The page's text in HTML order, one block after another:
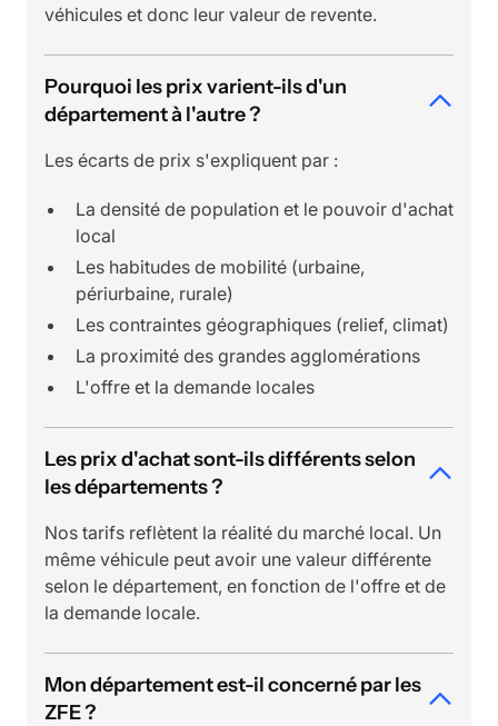
véhicules et donc leur valeur de revente.
Pourquoi les prix varient-ils d'un
département à l'autre ?
Les écarts de prix s'expliquent par :
La densité de population et le pouvoir d'achat
local
Les habitudes de mobilité (urbaine,
périurbaine, rurale)
Les contraintes géographiques (relief, climat)
La proximité des grandes agglomérations
L'offre et la demande locales
Les prix d'achat sont-ils différents selon
les départements ?
Nos tarifs reflètent la réalité du marché local. Un
même véhicule peut avoir une valeur différente
selon le département, en fonction de l'offre et de
la demande locale.
Mon département est-il concerné par les
ZFE ?